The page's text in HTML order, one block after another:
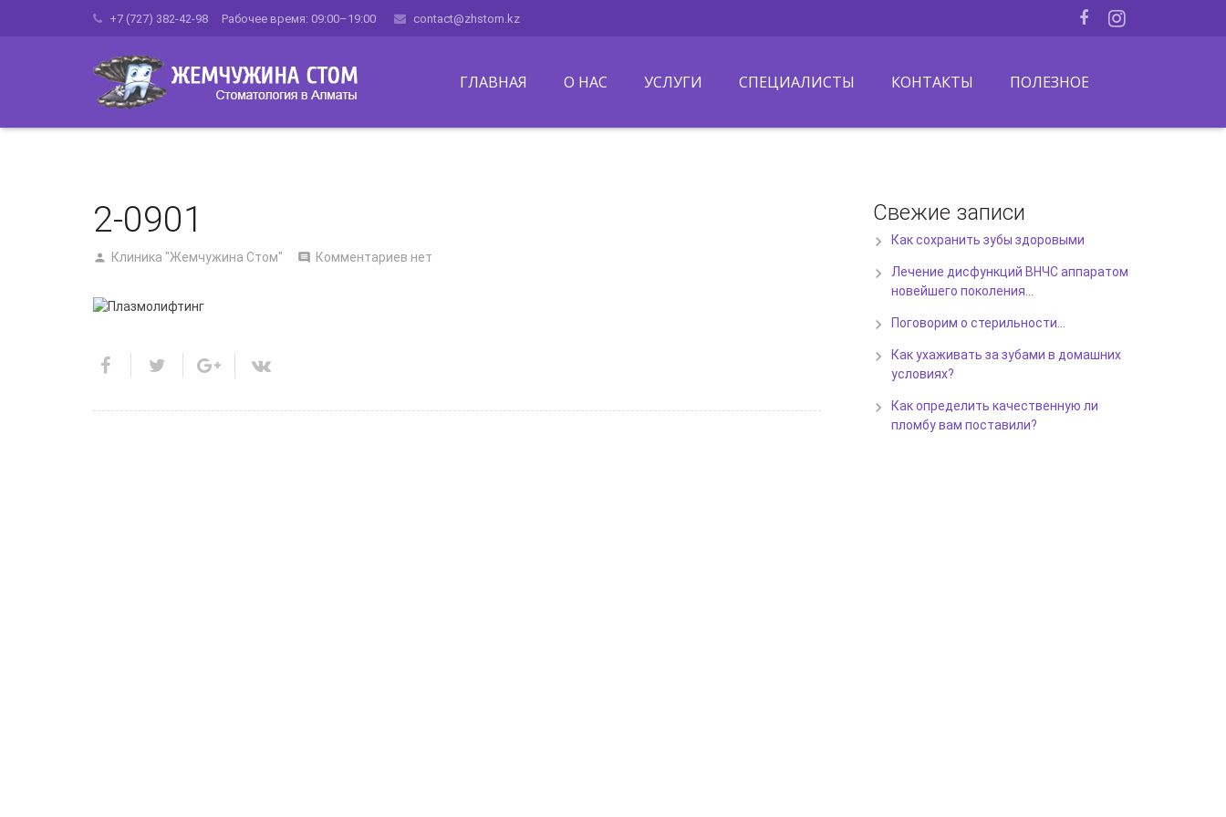
+7 (727) 382-42-98 Рабочее время: 09:00–19:00 contact@zhstom.kz
ГЛАВНАЯ О НАС УСЛУГИ СПЕЦИАЛИСТЫ КОНТАКТЫ ПОЛЕЗНОЕ
2-0901
Клиника "Жемчужина Стом" Комментариев нет
Свежие записи
Как сохранить зубы здоровыми
Лечение дисфункций ВНЧС аппаратом
новейшего поколения…
Поговорим о стерильности…
Как ухаживать за зубами в домашних
условиях?
Как определить качественную ли
пломбу вам поставили?